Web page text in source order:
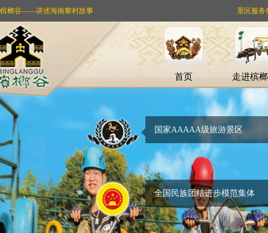
槟榔谷——讲述海南黎村故事 景区服务
首页 走进槟
国家AAAAA级旅游景区
全国民族团结进步模范集体